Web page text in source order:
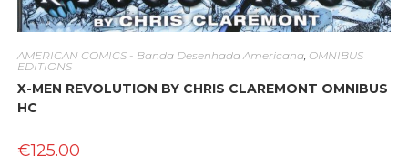
AMERICAN COMICS - Banda Desenhada Americana, OMNIBUS
EDITIONS
X-MEN REVOLUTION BY CHRIS CLAREMONT OMNIBUS
HC
€125.00